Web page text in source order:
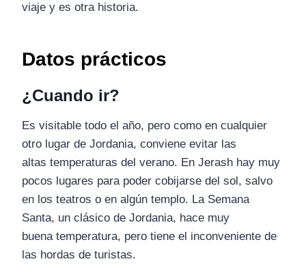
viaje y es otra historia.
Datos prácticos
¿Cuando ir?
Es visitable todo el año, pero como en cualquier
otro lugar de Jordania, conviene evitar las
altas temperaturas del verano. En Jerash hay muy
pocos lugares para poder cobijarse del sol, salvo
en los teatros o en algún templo. La Semana
Santa, un clásico de Jordania, hace muy
buena temperatura, pero tiene el inconveniente de
las hordas de turistas.